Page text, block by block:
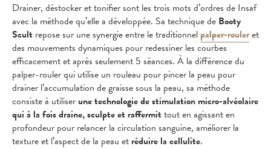
Drainer, déstocker et tonifier sont les trois mots d’ordres de Insaf
avec la méthode qu’elle a développée. Sa technique de Booty
Scult repose sur une synergie entre le traditionnel palper-rouleret
des mouvements dynamiques pour redessiner les courbes
efficacement et après seulement 5 séances. À la différence du
palper-rouler qui utilise un rouleau pour pincer la peau pour
drainer l’accumulation de graisse sous la peau, sa méthode
consiste à utiliserune technologie de stimulation micro-alvéolaire
qui à la fois draine, sculpte et raffermit tout en agissant en
profondeur pour relancer la circulation sanguine, améliorer la
texture et l’aspect de la peau et réduire la cellulite.